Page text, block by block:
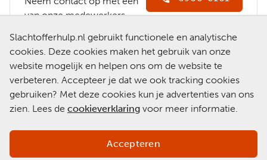
Slachtofferhulp.nl gebruikt functionele en analytische
cookies. Deze cookies maken het gebruik van onze
website mogelijk en helpen ons om de website te
verbeteren. Accepteer je dat we ook tracking cookies
gebruiken? Met deze cookies kun je advertenties van ons
zien. Lees de cookieverklaring voor meer informatie.
Accepteren
van onze medewerkers.
Slachtofferhulp.nl
Chat met een
medewerker